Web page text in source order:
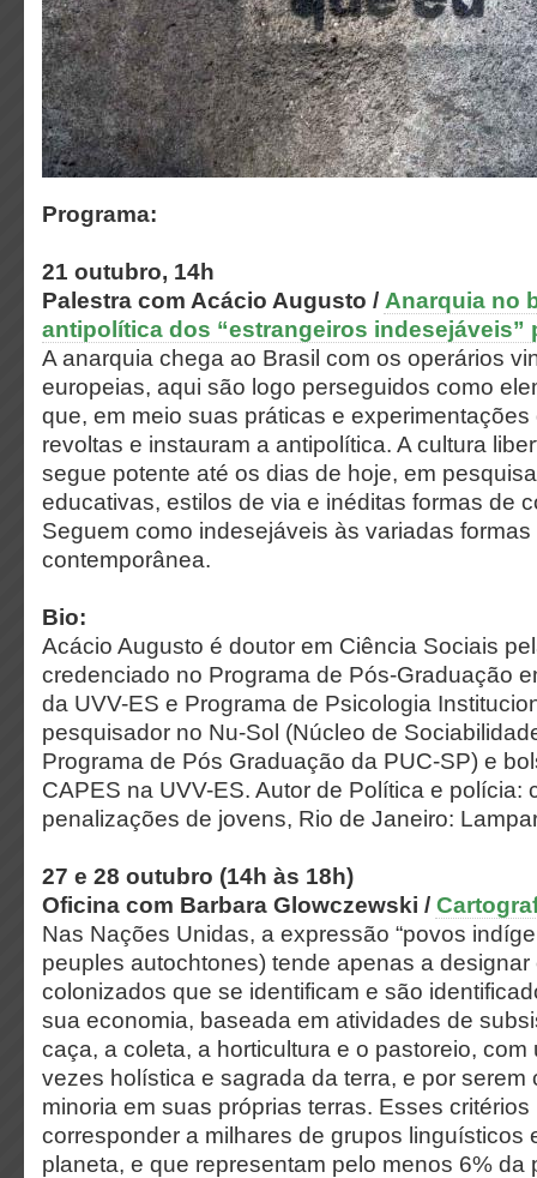
Programa:
21 outubro, 14h
Palestra com Acácio Augusto / Anarquia no
antipolítica dos “estrangeiros indesejáveis”
A anarquia chega ao Brasil com os operários
europeias, aqui são logo perseguidos como
que, em meio suas práticas e
revoltas e instauram a antipolítica. A cultura
segue potente até os dias de hoje, em
educativas, estilos de via e inéditas formas de
Seguem como indesejáveis às variadas
contemporânea.
Bio:
Acácio Augusto é doutor em Ciência Sociais
credenciado no Programa de Pós-Graduação
da UVV-ES e Programa de Psicologia
pesquisador no Nu-Sol (Núcleo de
Programa de Pós Graduação da PUC-SP) e
CAPES na UVV-ES. Autor de Política e polícia:
penalizações de jovens, Rio de Janeiro:
27 e 28 outubro (14h às 18h)
Oficina com Barbara Glowczewski /
Nas Nações Unidas, a expressão “povos
peuples autochtones) tende apenas a designar
colonizados que se identificam e são
sua economia, baseada em atividades de
caça, a coleta, a horticultura e o pastoreio, com
vezes holística e sagrada da terra, e por serem
minoria em suas próprias terras. Esses critérios
corresponder a milhares de grupos linguísticos
planeta, e que representam pelo menos 6% da